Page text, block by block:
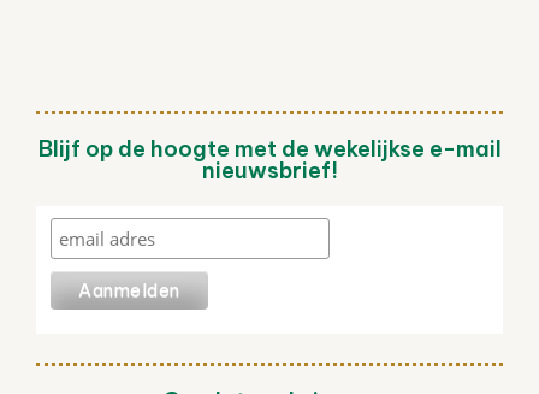
Blijf op de hoogte met de wekelijkse e-mail
nieuwsbrief!